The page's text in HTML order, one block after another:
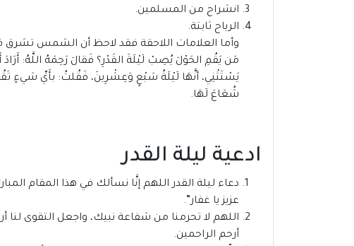
انشراح من المسلمين.
الرياح ثابتة.
وأما العلامات اللاحقة فقد لاحظ أن الشمس
مَن يَقُمِ الحَوْلَ يُصِبْ لَيْلَةَ القَدْرِ؟ فَقالَ رَحِمَهُ اللَّهُ:
يَسْتَثْنِي، أنَّهَا لَيْلَةُ سَبْعٍ وَعِشْرِينَ، فَقُلتُ: بأَيِّ شيءٍ تَقُولُ
شُعَاعَ لَهَا.
ادعية ليلة القدر
دعاء ليلة القدر اللهم إنَّا نسألك في هذا المقام
عزيز يا غفار”.
اللهم لا تحرمنا من شفاعة نبيك، واجعل التقوى لنا
أرحم الراحمين.